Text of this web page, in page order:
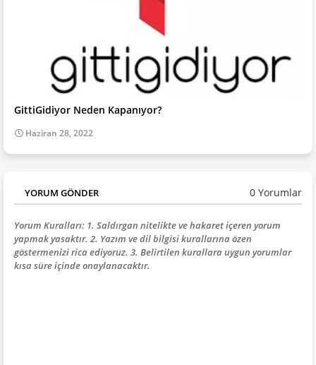
GittiGidiyor Neden Kapanıyor?
Haziran 28, 2022
YORUM GÖNDER 0 Yorumlar
Yorum Kuralları: 1. Saldırgan nitelikte ve hakaret içeren yorum
yapmak yasaktır. 2. Yazım ve dil bilgisi kurallarına özen
göstermenizi rica ediyoruz. 3. Belirtilen kurallara uygun yorumlar
kısa süre içinde onaylanacaktır.